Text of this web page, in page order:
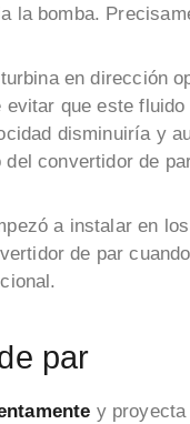
la bomba.
en dirección
que este fluido
disminuiría y
convertidor de
a instalar en
de par
par
y